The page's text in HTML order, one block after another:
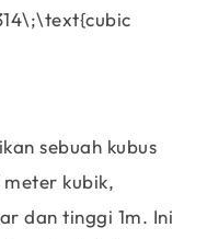
sebuah kubus
meter kubik,
dan tinggi 1m. Ini